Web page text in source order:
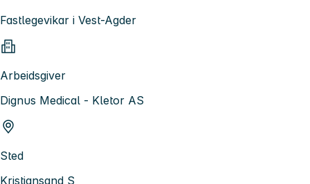
Fastlegevikar i Vest-Agder
Arbeidsgiver
Dignus Medical - Kletor AS
Sted
Kristiansand S